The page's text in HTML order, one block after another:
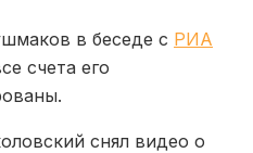
в беседе с РИА
счета его
снял видео о